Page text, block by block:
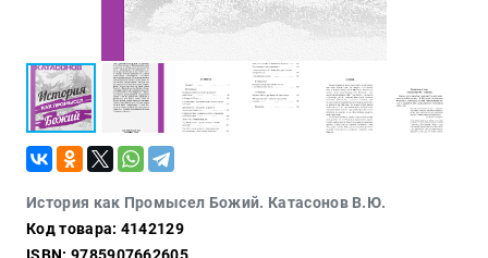
История как Промысел Божий. Катасонов В.Ю.
Код товара: 4142129
Конспирология
Религия
Туризм
Разное
гастрономия,
кулинария